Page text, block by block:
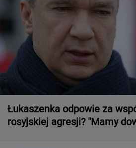
Łukaszenka odpowie za
rosyjskiej agresji? "Mamy